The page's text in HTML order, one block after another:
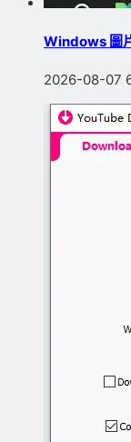
Windows 圖
2026-08-07